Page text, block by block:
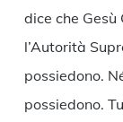
dice che
l’Autorità
possiedono.
possiedono.